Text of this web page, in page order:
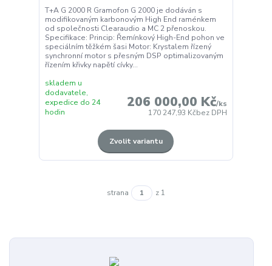
T+A G 2000 R Gramofon G 2000 je dodáván s
modifikovaným karbonovým High End raménkem
od společnosti Clearaudio a MC 2 přenoskou.
Specifikace: Princip: Řemínkový High-End pohon ve
speciálním těžkém šasi Motor: Krystalem řízený
synchronní motor s přesným DSP optimalizovaným
řízením křivky napětí cívky...
206 000,00 Kč/ks
170 247,93 Kčbez DPH
skladem u
dodavatele,
expedice do 24
hodin
Zvolit variantu
strana z 1